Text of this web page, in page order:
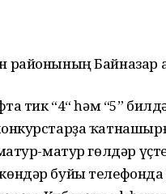
районының Байназар
тик “4“ һәм “5”
матур гөлдәр
буйы